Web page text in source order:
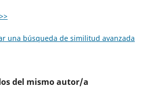
>>
una búsqueda de similitud avanzada
del mismo autor/a